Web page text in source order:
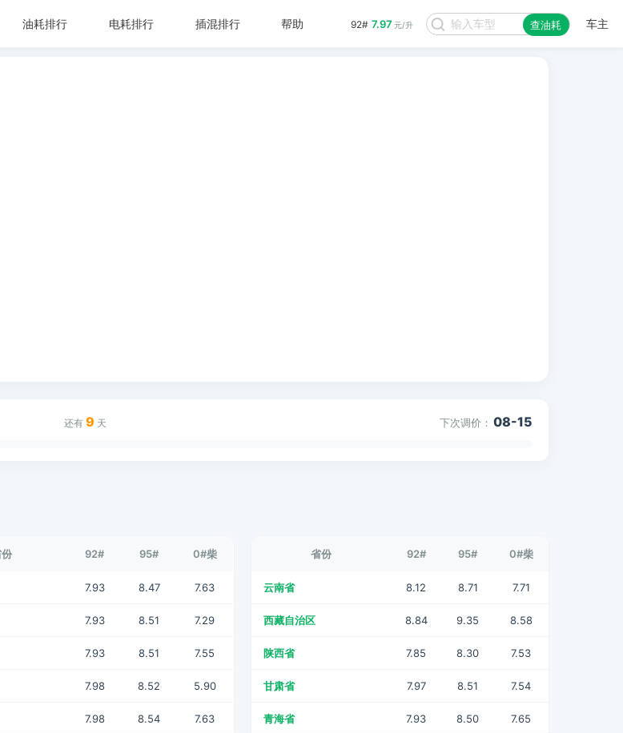
92# 7.97 元/升 查油耗 车主
油耗排行 电耗排行 插混排行 帮助
还有 9 天 下次调价： 08-15
92# 95# 0#柴
7.93 8.47 7.63
7.93 8.51 7.29
7.93 8.51 7.55
7.98 8.52 5.90
7.98 8.54 7.63
省份 92# 95# 0#柴
云南省 8.12 8.71 7.71
西藏自治区 8.84 9.35 8.58
陕西省 7.85 8.30 7.53
甘肃省 7.97 8.51 7.54
青海省 7.93 8.50 7.65